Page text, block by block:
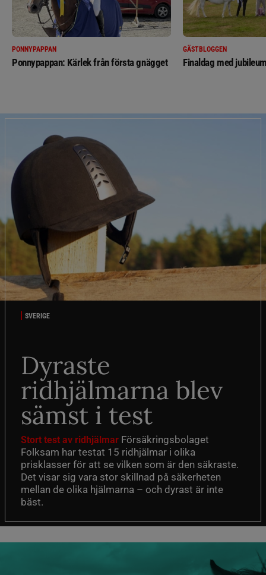
PONNYPAPPAN
Ponnypappan: Kärlek från första gnägget
GÄSTBLOGGEN
Finaldag med
SVERIGE
Dyraste
ridhjälmarna blev
sämst i test
Stort test av ridhjälmar Försäkringsbolaget
Folksam har testat 15 ridhjälmar i olika
prisklasser för att se vilken som är den säkraste.
Det visar sig vara stor skillnad på säkerheten
mellan de olika hjälmarna – och dyrast är inte
bäst.